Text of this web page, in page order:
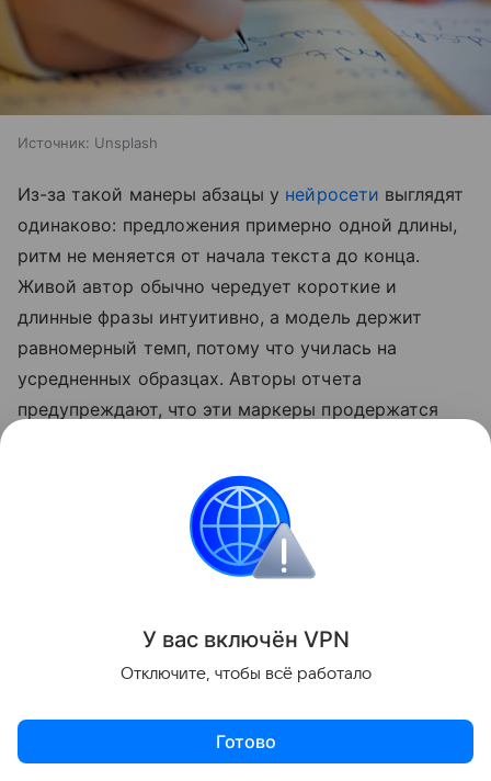
Источник: Unsplash
Из-за такой манеры абзацы у нейросети выглядят
одинаково: предложения примерно одной длины,
ритм не меняется от начала текста до конца.
Живой автор обычно чередует короткие и
длинные фразы интуитивно, а модель держит
равномерный темп, потому что училась на
усредненных образцах. Авторы отчета
предупреждают, что эти маркеры продержатся
месяцев, и то, что выдавало ИИ вчера, завтра
может стать нормой.
Также недавно писали, что бумеры воспитывают
Нейросети Искусственный интеллект
У вас включён VPN
Отключите, чтобы всё работало
Готово